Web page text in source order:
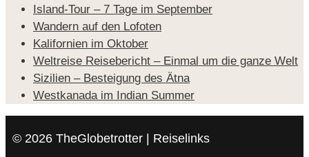
Island-Tour – 7 Tage im September
Wandern auf den Lofoten
Kalifornien im Oktober
Weltreise Reisebericht – Einmal um die ganze Welt
Sizilien – Besteigung des Ätna
Westkanada im Indian Summer
© 2026 TheGlobetrotter | Reiselinks